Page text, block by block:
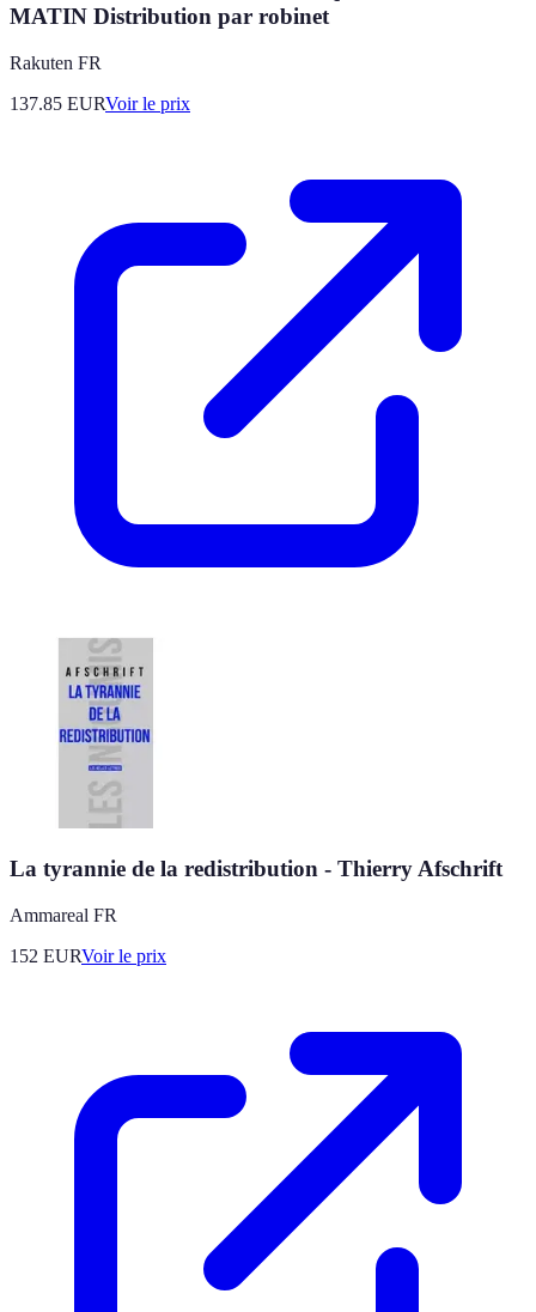
MATIN Distribution par robinet
Rakuten FR
137.85 EURVoir le prix
La tyrannie de la redistribution - Thierry Afschrift
Ammareal FR
152 EURVoir le prix